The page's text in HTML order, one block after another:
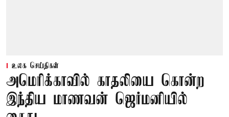
உலக செய்திகள்
அமெரிக்காவில் காதலியை கொன்ற
இந்திய மாணவன் ஜெர்மனியில்